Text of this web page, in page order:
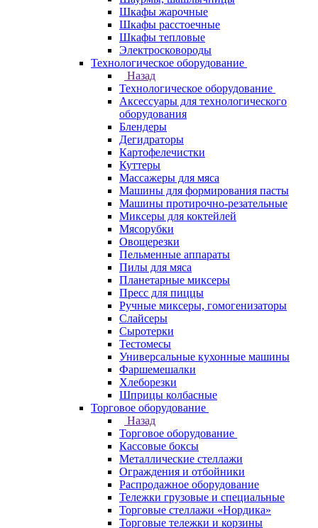
Шкафы жарочные
Шкафы расстоечные
Шкафы тепловые
Электросковороды
Технологическое оборудование
Назад
Технологическое оборудование
Аксессуары для технологического
оборудования
Блендеры
Дегидраторы
Картофелечистки
Куттеры
Массажеры для мяса
Машины для формирования пасты
Машины протирочно-резательные
Миксеры для коктейлей
Мясорубки
Овощерезки
Пельменные аппараты
Пилы для мяса
Планетарные миксеры
Пресс для пиццы
Ручные миксеры, гомогенизаторы
Слайсеры
Сыротерки
Тестомесы
Универсальные кухонные машины
Фаршемешалки
Хлеборезки
Шприцы колбасные
Торговое оборудование
Назад
Торговое оборудование
Кассовые боксы
Металлические стеллажи
Ограждения и отбойники
Распродажное оборудование
Тележки грузовые и специальные
Торговые стеллажи «Нордика»
Торговые тележки и корзины